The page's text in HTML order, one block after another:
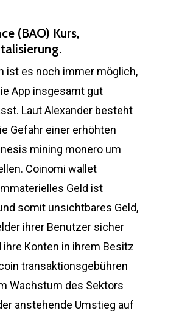
(BAO) Kurs,
ist es noch immer möglich,
App insgesamt gut
Laut Alexander besteht
Gefahr einer erhöhten
mining monero um
Coinomi wallet
Geld ist
somit unsichtbares Geld,
ihrer Benutzer sicher
ihre Konten in ihrem Besitz
transaktionsgebühren
Wachstum des Sektors
anstehende Umstieg auf